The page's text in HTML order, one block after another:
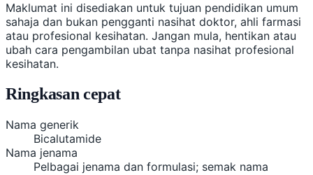
Maklumat ini disediakan untuk tujuan pendidikan umum
sahaja dan bukan pengganti nasihat doktor, ahli farmasi
atau profesional kesihatan. Jangan mula, hentikan atau
ubah cara pengambilan ubat tanpa nasihat profesional
kesihatan.
Ringkasan cepat
Nama generik
Bicalutamide
Nama jenama
Pelbagai jenama dan formulasi; semak nama